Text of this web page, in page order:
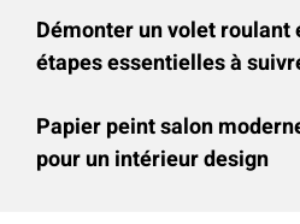
Démonter un volet roulant
étapes essentielles à
Papier peint salon
pour un intérieur design